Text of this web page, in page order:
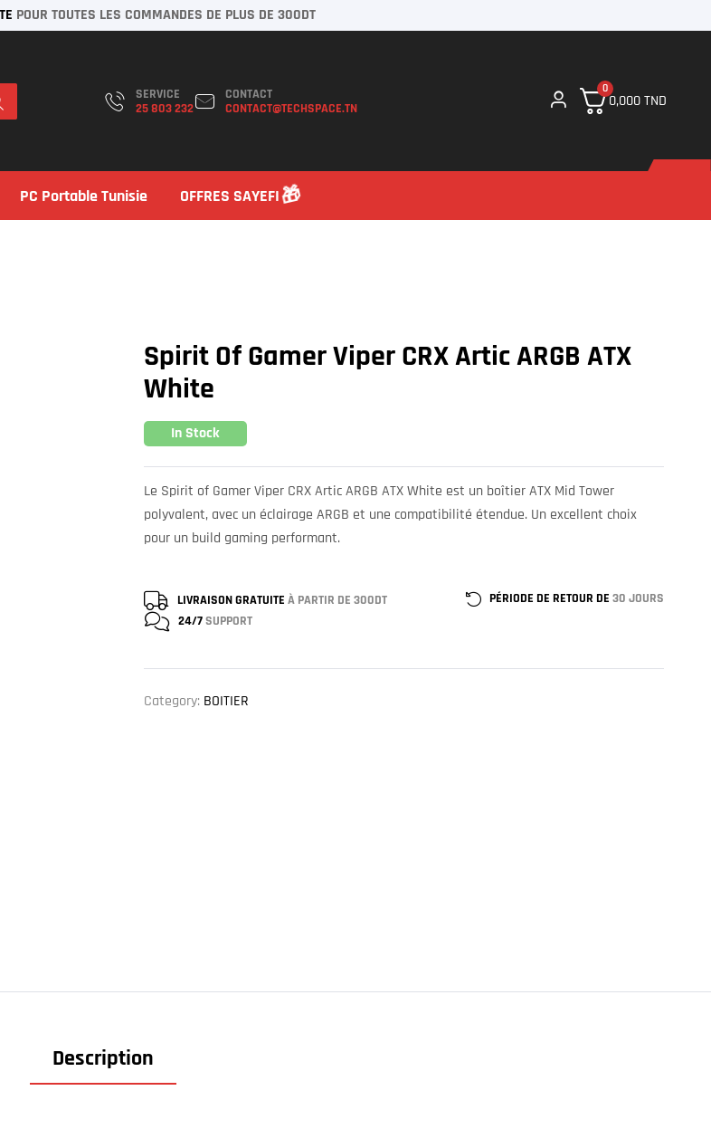
POUR TOUTES LES COMMANDES DE PLUS DE 300DT
SERVICE
25 803 232
CONTACT
CONTACT@TECHSPACE.TN
0
0,000TND
PC Portable Tunisie OFFRES SAYEFI
Spirit Of Gamer Viper CRX Artic ARGB ATX
White
In Stock
Le Spirit of Gamer Viper CRX Artic ARGB ATX White est un boîtier ATX Mid Tower
polyvalent, avec un éclairage ARGB et une compatibilité étendue. Un excellent choix
pour un build gaming performant.
LIVRAISON GRATUITE À PARTIR DE 300DT PÉRIODE DE RETOUR DE 30 JOURS
24/7SUPPORT
Category: BOITIER
Description